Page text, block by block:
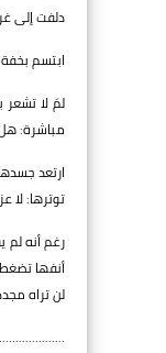
دلفت إلى
ابتسم
لمَ لا
مباشرة:
ارتعد
توترها: لا
رغم أنه
أنفها
لن تراه